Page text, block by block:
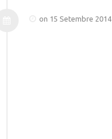
on 15 Setembre 2014